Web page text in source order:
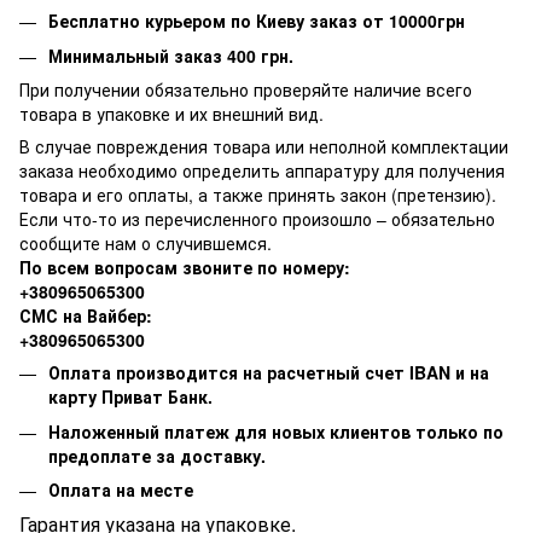
Бесплатно курьером по Киеву заказ от 10000грн
Минимальный заказ 400 грн.
При получении обязательно проверяйте наличие всего
товара в упаковке и их внешний вид.
В случае повреждения товара или неполной комплектации
заказа необходимо определить аппаратуру для получения
товара и его оплаты, а также принять закон (претензию).
Если что-то из перечисленного произошло – обязательно
сообщите нам о случившемся.
По всем вопросам звоните по номеру:
+380965065300
СМС на Вайбер:
+380965065300
Оплата производится на расчетный счет IBAN и на
карту Приват Банк.
Наложенный платеж для новых клиентов только по
предоплате за доставку.
Оплата на месте
Гарантия указана на упаковке.